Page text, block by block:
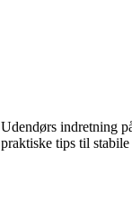
Udendørs indretning
praktiske tips til